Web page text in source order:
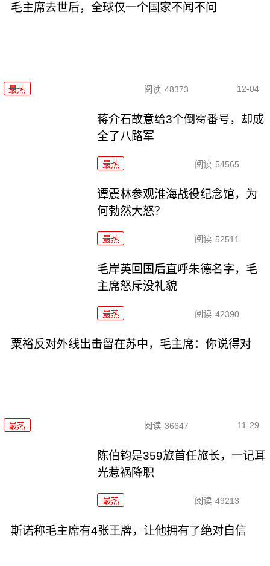
毛主席去世后，全球仅一个国家不闻不问
最热 阅读 48373 12-04
蒋介石故意给3个倒霉番号，却成
全了八路军
最热 阅读 54565
谭震林参观淮海战役纪念馆，为
何勃然大怒？
最热 阅读 52511
毛岸英回国后直呼朱德名字，毛
主席怒斥没礼貌
最热 阅读 42390
粟裕反对外线出击留在苏中，毛主席：你说得对
最热 阅读 36647 11-29
陈伯钧是359旅首任旅长，一记耳
光惹祸降职
最热 阅读 49213
斯诺称毛主席有4张王牌，让他拥有了绝对自信